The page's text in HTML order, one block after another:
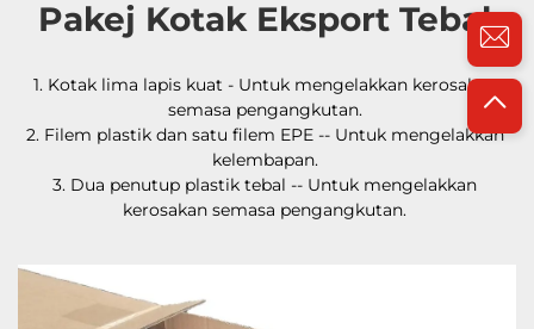
Pakej Kotak Eksport Tebal
1. Kotak lima lapis kuat - Untuk mengelakkan kerosakan
semasa pengangkutan.
2. Filem plastik dan satu filem EPE -- Untuk mengelakkan
kelembapan.
3. Dua penutup plastik tebal -- Untuk mengelakkan
kerosakan semasa pengangkutan.